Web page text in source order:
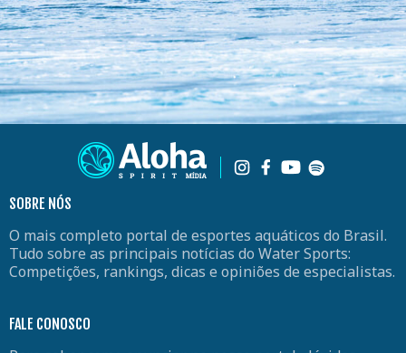
SOBRE NÓS
O mais completo portal de esportes aquáticos do Brasil.
Tudo sobre as principais notícias do Water Sports:
Competições, rankings, dicas e opiniões de especialistas.
FALE CONOSCO